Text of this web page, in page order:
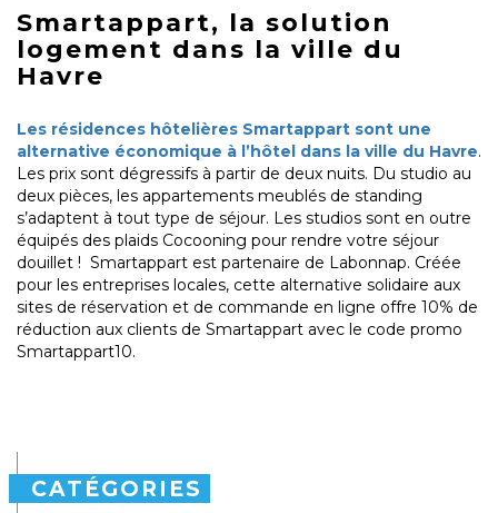
Smartappart, la solution
logement dans la ville du
Havre
Les résidences hôtelières Smartappart sont une
alternative économique à l’hôtel dans la ville du Havre.
Les prix sont dégressifs à partir de deux nuits. Du studio au
deux pièces, les appartements meublés de standing
s’adaptent à tout type de séjour. Les studios sont en outre
équipés des plaids Cocooning pour rendre votre séjour
douillet ! Smartappart est partenaire de Labonnap. Créée
pour les entreprises locales, cette alternative solidaire aux
sites de réservation et de commande en ligne offre 10% de
réduction aux clients de Smartappart avec le code promo
Smartappart10.
CATÉGORIES